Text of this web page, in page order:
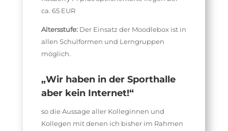
ca. 65 EUR
Altersstufe:Der Einsatz der Moodlebox ist in
allen Schulformen und Lerngruppen
möglich.
„Wir haben in der Sporthalle
aber kein Internet!“
so die Aussage aller Kolleginnen und
Kollegen mit denen ich bisher im Rahmen